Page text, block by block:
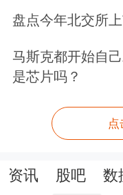
盘点今年北交所
马斯克都开始自
是芯片吗？
点
资讯 股吧 数